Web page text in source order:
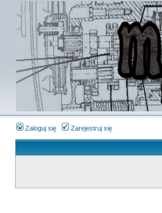
Zaloguj się Zarejestruj się